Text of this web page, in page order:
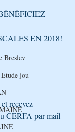
Breslev
jou
EN 2018!
recevez
CERFA par mail